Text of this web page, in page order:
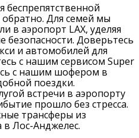
беспрепятственной
обратно. Для семей мы
в аэропорт LAX, уделяя
безопасности. Доверьтесь
и автомобилей для
с нашим сервисом Super
с нашим шофером в
поездки.
встречи в аэропорту
прошло без стресса.
трансферы из
Лос-Анджелес.